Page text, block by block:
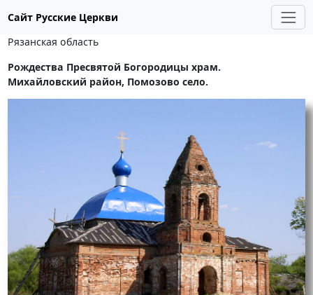
Сайт Русские Церкви
Рязанская область
Рождества Пресвятой Богородицы храм.
Михайловский район, Помозово село.